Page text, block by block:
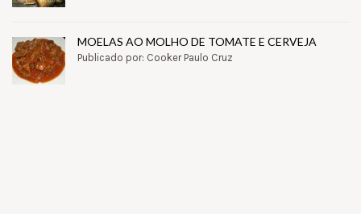
MOELAS AO MOLHO DE TOMATE E CERVEJA
Publicado por: Cooker Paulo Cruz